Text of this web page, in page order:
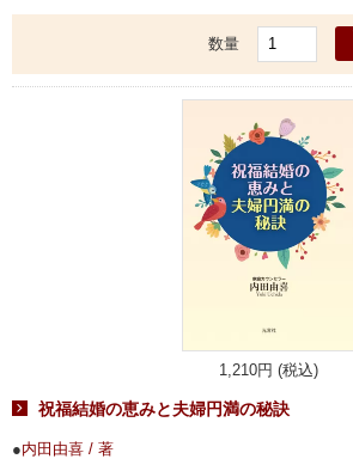
数量
1,210円 (税込)
祝福結婚の恵みと夫婦円満の秘訣
内田由喜 / 著